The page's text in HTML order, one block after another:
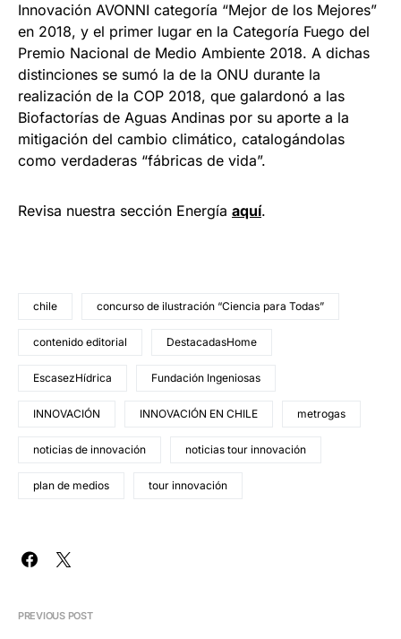
Innovación AVONNI categoría “Mejor de los Mejores”
en 2018, y el primer lugar en la Categoría Fuego del
Premio Nacional de Medio Ambiente 2018. A dichas
distinciones se sumó la de la ONU durante la
realización de la COP 2018, que galardonó a las
Biofactorías de Aguas Andinas por su aporte a la
mitigación del cambio climático, catalogándolas
como verdaderas “fábricas de vida”.
Revisa nuestra sección Energía aquí.
chile concurso de ilustración “Ciencia para Todas”
contenido editorial DestacadasHome
EscasezHídrica Fundación Ingeniosas
INNOVACIÓN INNOVACIÓN EN CHILE metrogas
noticias de innovación noticias tour innovación
plan de medios tour innovación
PREVIOUS POST